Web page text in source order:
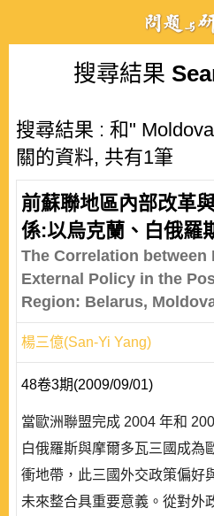
搜尋結果
搜尋結果 : 和"
關的資料, 共有1筆
前蘇聯地區內部改革
係:以烏克蘭、白俄羅
The Correlation between
External Policy in the
Region: Belarus,
楊三億(San-Yi Yang)
48卷3期(2009/09/01)
當歐洲聯盟完成 2004 年和
白俄羅斯與摩爾多瓦三國成為
衝地帶，此三國外交政策偏好
未來整合具重要意義。從對外